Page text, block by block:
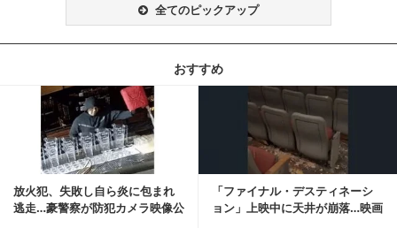
全てのピックアップ
おすすめ
放火犯、失敗し自ら炎に包まれ
逃走…豪警察が防犯カメラ映像公
「ファイナル・デスティネーシ
ョン」上映中に天井が崩落…映画
記事を読む